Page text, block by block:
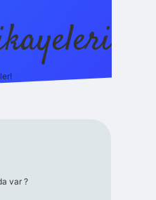
var ?